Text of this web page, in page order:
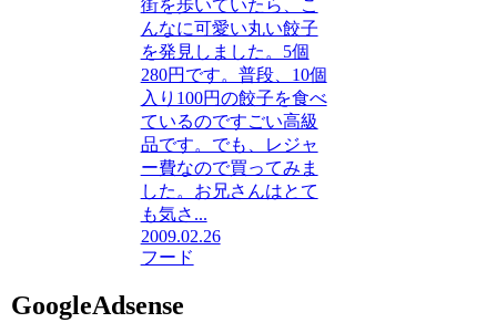
街を歩いていたら、こ
んなに可愛い丸い餃子
を発見しました。5個
280円です。普段、10個
入り100円の餃子を食べ
ているのですごい高級
品です。でも、レジャ
ー費なので買ってみま
した。お兄さんはとて
も気さ...
2009.02.26
フード
GoogleAdsense